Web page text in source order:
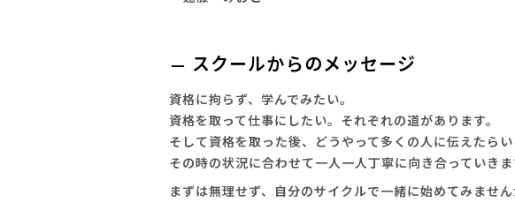
スクールからのメッセージ
資格に拘らず、学んでみたい。
資格を取って仕事にしたい。それぞれの道があります。
そして資格を取った後、どうやって多くの人に伝えたら
その時の状況に合わせて一人一人丁寧に向き合っていきま
まずは無理せず、自分のサイクルで一緒に始めてみません